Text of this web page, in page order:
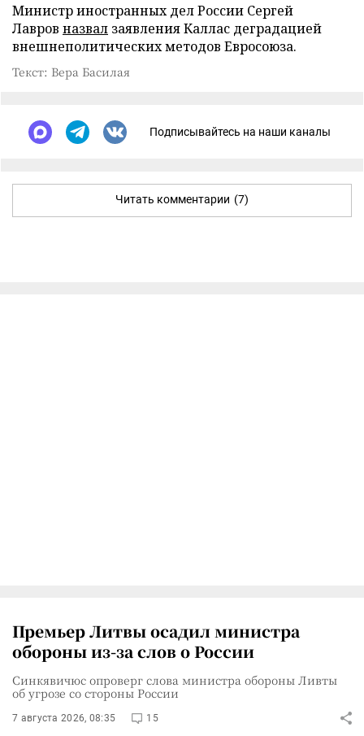
Министр иностранных дел России Сергей
Лавров назвал заявления Каллас деградацией
внешнеполитических методов Евросоюза.
Текст: Вера Басилая
Подписывайтесь на наши каналы
Читать комментарии (7)
Премьер Литвы осадил министра
обороны из-за слов о России
Синкявичюс опроверг слова министра обороны Ливты
об угрозе со стороны России
7 августа 2026, 08:35 15